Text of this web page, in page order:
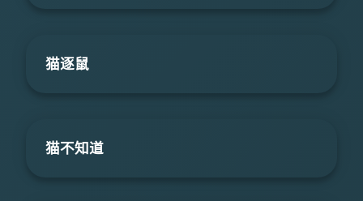
猫逐鼠
猫不知道